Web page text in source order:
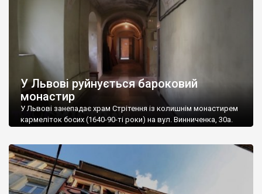
У Львові руйнується бароковий
монастир
У Львові занепадає храм Стрітення із колишнім монастирем
кармеліток босих (1640-90-ті роки) на вул. Винниченка, 30а.
державного підприємства «Система». 75% архітектурної
пам’ятки, що перебуває у державній власності, – на межі
руйнування. У цій частині немає ні замків, ні охоронців, […]